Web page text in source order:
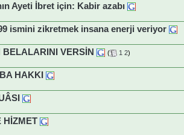
Ayeti İbret için: Kabir azabı
ismini zikretmek insana enerji veriyor
VERSİN ( 1 2)
HAKKI
HİZMET